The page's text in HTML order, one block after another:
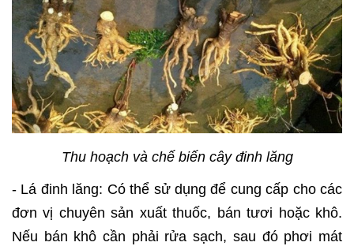
Thu hoạch và chế biến cây đinh lăng
- Lá đinh lăng: Có thể sử dụng để cung cấp cho các
đơn vị chuyên sản xuất thuốc, bán tươi hoặc khô.
Nếu bán khô cần phải rửa sạch, sau đó phơi mát